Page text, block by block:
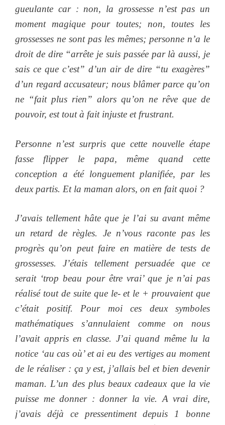
gueulante car : non, la grossesse n’est pas un
moment magique pour toutes; non, toutes les
grossesses ne sont pas les mêmes; personne n’a le
droit de dire “arrête je suis passée par là aussi, je
sais ce que c’est” d’un air de dire “tu exagères”
d’un regard accusateur; nous blâmer parce qu’on
ne “fait plus rien” alors qu’on ne rêve que de
pouvoir, est tout à fait injuste et frustrant.
Personne n’est surpris que cette nouvelle étape
fasse flipper le papa, même quand cette
conception a été longuement planifiée, par les
deux partis. Et la maman alors, on en fait quoi ?
J’avais tellement hâte que je l’ai su avant même
un retard de règles. Je n’vous raconte pas les
progrès qu’on peut faire en matière de tests de
grossesses. J’étais tellement persuadée que ce
serait ‘trop beau pour être vrai’ que je n’ai pas
réalisé tout de suite que le- et le + prouvaient que
c’était positif. Pour moi ces deux symboles
mathématiques s’annulaient comme on nous
l’avait appris en classe. J’ai quand même lu la
notice ‘au cas où’ et ai eu des vertiges au moment
de le réaliser : ça y est, j’allais bel et bien devenir
maman. L’un des plus beaux cadeaux que la vie
puisse me donner : donner la vie. A vrai dire,
j’avais déjà ce pressentiment depuis 1 bonne